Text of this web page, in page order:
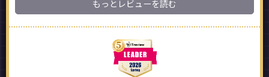
もっとレビューを読む